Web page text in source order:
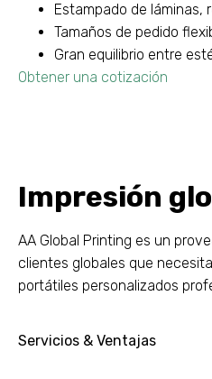
Estampado de láminas,
Tamaños de pedido
Gran equilibrio entre
Obtener una cotización
Impresión
AA Global Printing es un
clientes globales que
portátiles personalizados
Servicios & Ventajas